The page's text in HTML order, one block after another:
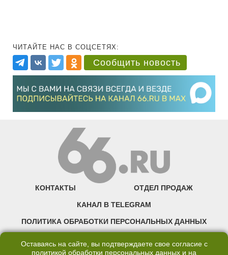
ЧИТАЙТЕ НАС В СОЦСЕТЯХ:
Сообщить новость
КОНТАКТЫ ОТДЕЛ ПРОДАЖ
КАНАЛ В TELEGRAM
ПОЛИТИКА ОБРАБОТКИ ПЕРСОНАЛЬНЫХ ДАННЫХ
Оставаясь на сайте, вы подтверждаете свое согласие с
политикой обработки персональных данных и на